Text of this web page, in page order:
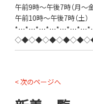
午前9時～午後7時（月～金
午前10時～午後7時（土）
< 次のページへ